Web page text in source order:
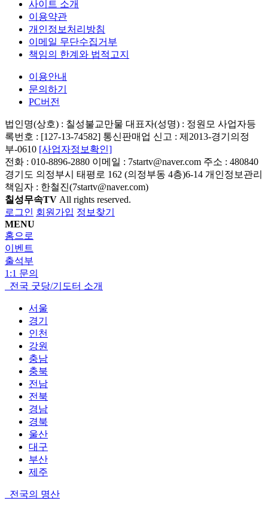
사이트 소개
이용약관
개인정보처리방침
이메일 무단수집거부
책임의 한계와 법적고지
이용안내
문의하기
PC버전
법인명(상호) : 칠성불교만물 대표자(성명) : 정원모 사업자등
록번호 : [127-13-74582] 통신판매업 신고 : 제2013-경기의정
부-0610 [사업자정보확인]
전화 : 010-8896-2880 이메일 : 7startv@naver.com 주소 : 480840
경기도 의정부시 태평로 162 (의정부동 4층)6-14 개인정보관리
책임자 : 한철진(7startv@naver.com)
칠성무속TV All rights reserved.
로그인 회원가입 정보찾기
MENU
홈으로
이벤트
출석부
1:1 문의
전국 굿당/기도터 소개
서울
경기
인천
강원
충남
충북
전남
전북
경남
경북
울산
대구
부산
제주
전국의 명산